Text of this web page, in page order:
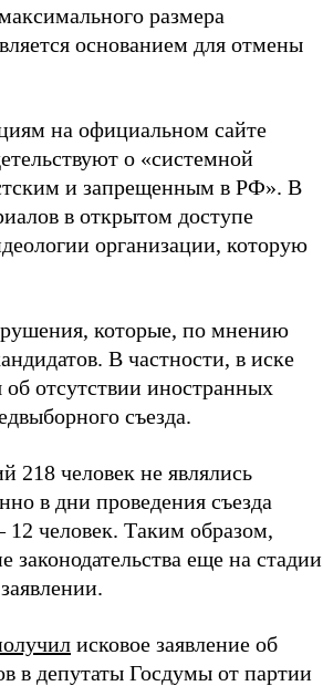
размера
основанием для отмены
на официальном сайте
о «системной
и запрещенным в РФ». В
в открытом доступе
организации, которую
которые, по мнению
В частности, в иске
об отсутствии иностранных
съезда.
218 человек не являлись
в дни проведения съезда
человек. Таким образом,
еще на стадии
исковое заявление об
в депутаты Госдумы от партии